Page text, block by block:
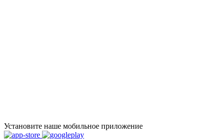
Установите наше мобильное приложение